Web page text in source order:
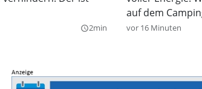
query_builder2min
auf dem
vor 16 Minuten